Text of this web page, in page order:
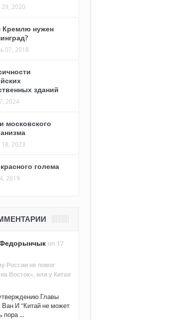
2020
Кремлю нужен
07, 2018
зданий
2024
московского
2023
голема
2019
on 17
России не помог
Восток», или у Китая
Главы
И "Китай не может
пора ...